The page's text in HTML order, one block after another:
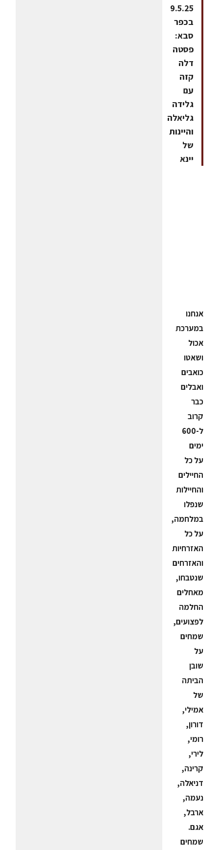
9.5.25
בכפר
סבא:
פסטה
דלה
קזה
עם
גלידה
גליאלה
והיינות
של
יינא
אנחנו
במערכת
אכול
ושאטו
כואבים
ואבלים
כבר
קרוב
ל-600
ימים
על כל
החיילים
והחיילות
שנפלו
במלחמה,
על כל
האזרחיות
והאזרחים
שנטבחו,
מאחלים
החלמה
לפצועים,
שמחים
על
שובן
הביתה
של
אמילי,
דורון,
רומי,
לירי,
קרינה,
דניאלה,
נעמה,
ארבל,
אגם.
שמחים